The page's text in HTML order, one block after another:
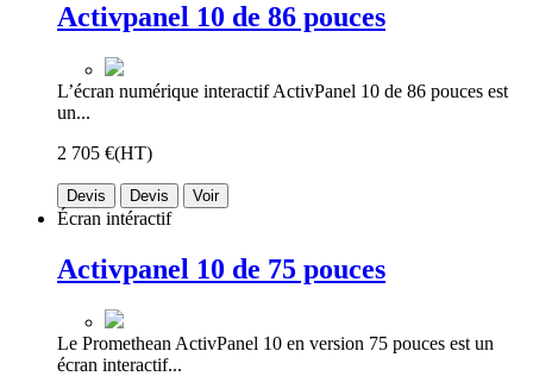
Activpanel 10 de 86 pouces
L’écran numérique interactif ActivPanel 10 de 86 pouces est
un...
2 705 €(HT)
Devis Devis Voir
Écran intéractif
Activpanel 10 de 75 pouces
Le Promethean ActivPanel 10 en version 75 pouces est un
écran interactif...